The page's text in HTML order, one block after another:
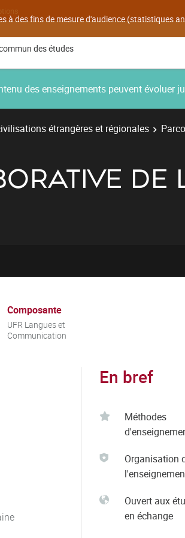
à des fins de mesure d'audience (statistiques
des études
des enseignements peuvent évoluer
étrangères et régionales
DE
Composante
UFR Langues et
Communication
En bref
Méthodes
Organisation
Ouvert aux
en échange